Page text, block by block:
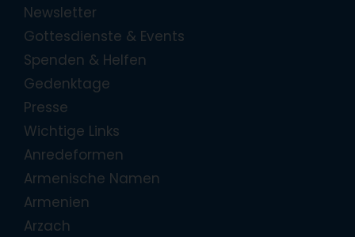
Newsletter
Gottesdienste & Events
Spenden & Helfen
Gedenktage
Presse
Wichtige Links
Anredeformen
Armenische Namen
Armenien
Arzach